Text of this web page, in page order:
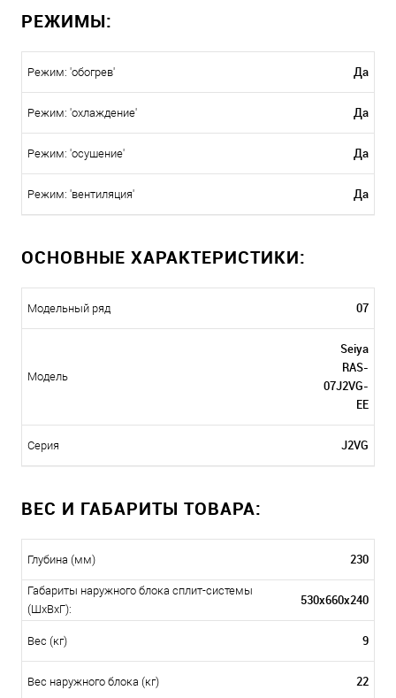
РЕЖИМЫ:
Режим: 'обогрев' Да
Режим: 'охлаждение' Да
Режим: 'осушение' Да
Режим: 'вентиляция' Да
ОСНОВНЫЕ ХАРАКТЕРИСТИКИ:
Модельный ряд 07
Модель
Seiya
RAS-
07J2VG-
EE
Серия J2VG
ВЕС И ГАБАРИТЫ ТОВАРА:
Глубина (мм) 230
Габариты наружного блока сплит-системы
(ШxВxГ):
530x660x240
Вес (кг) 9
Вес наружного блока (кг) 22